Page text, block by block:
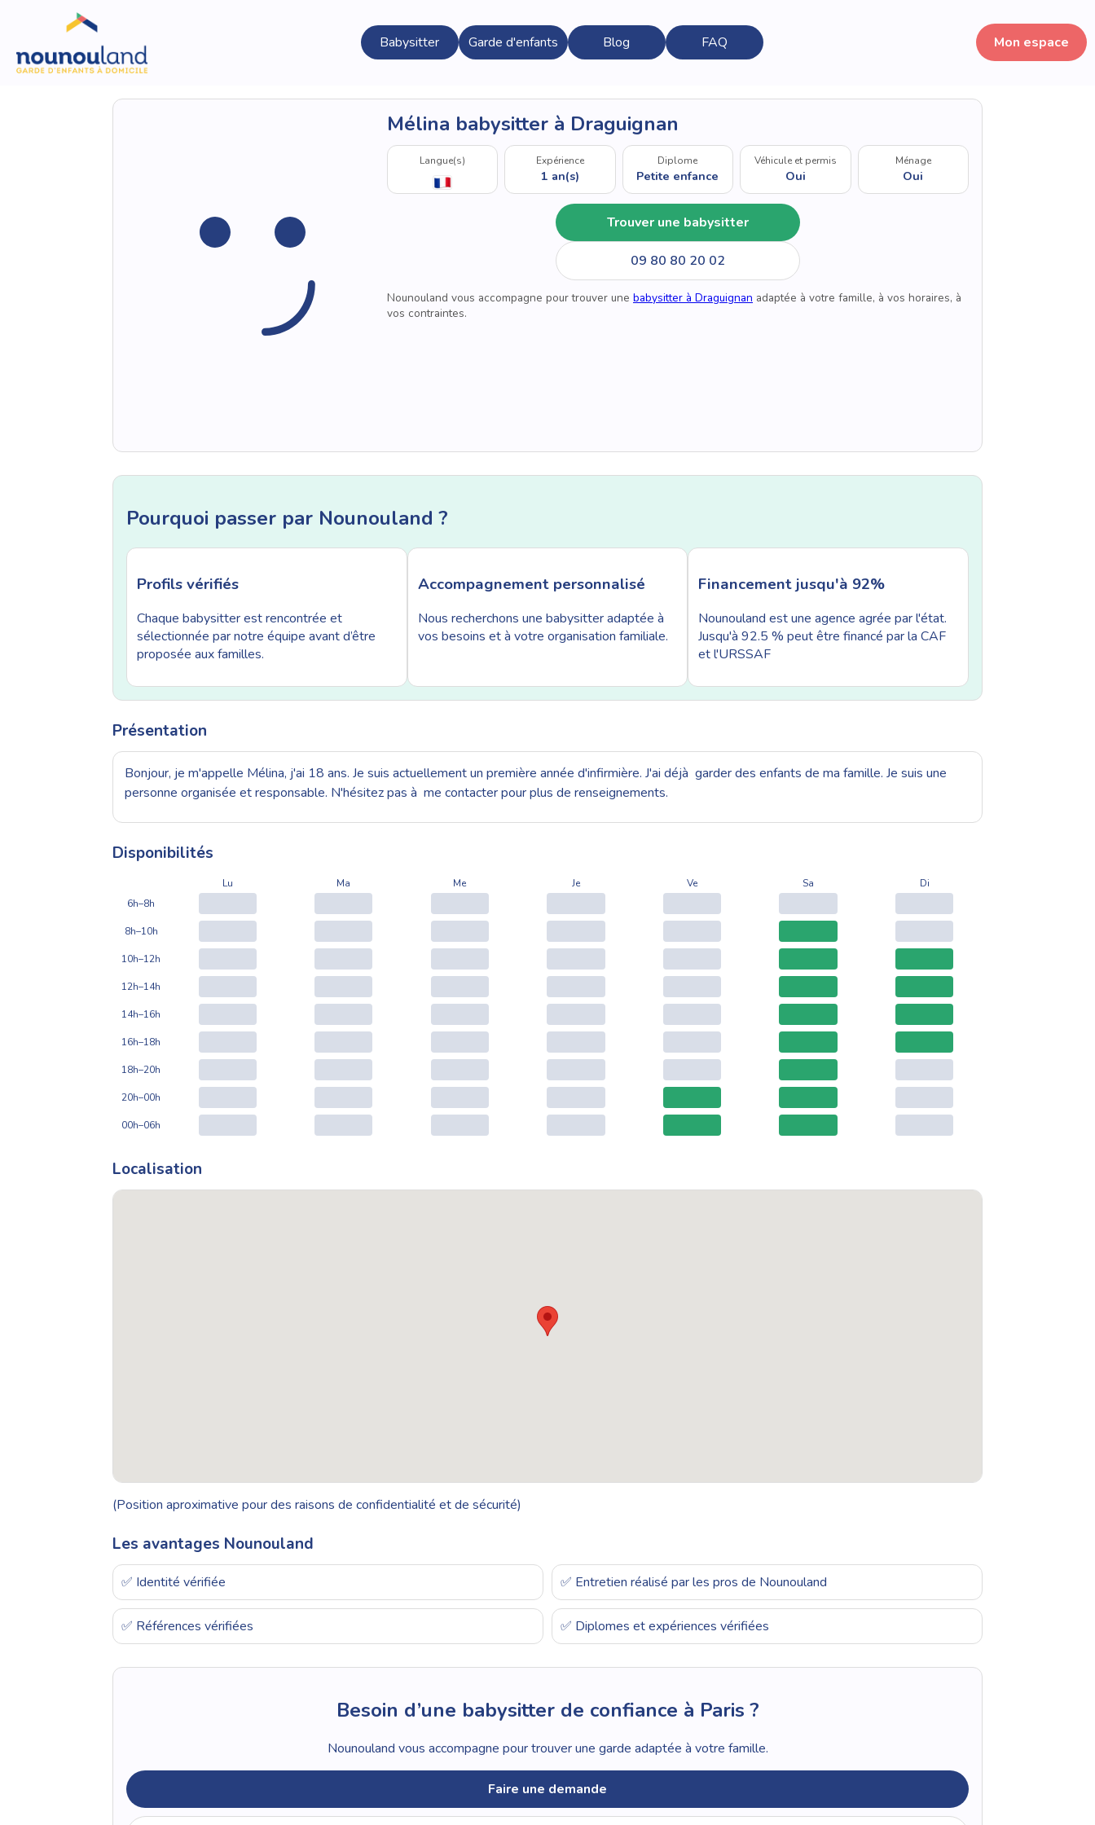
Babysitter Garde d'enfants Blog FAQ Mon espace
Mélina babysitter à Draguignan
Langue(s) Expérience
1 an(s)
Diplome
Petite enfance
Véhicule et permis
Oui
Ménage
Oui
Trouver une babysitter
09 80 80 20 02
Nounouland vous accompagne pour trouver une babysitter à Draguignan adaptée à votre famille, à vos horaires, à
vos contraintes.
Pourquoi passer par Nounouland ?
Profils vérifiés
Chaque babysitter est rencontrée et
sélectionnée par notre équipe avant d’être
proposée aux familles.
Accompagnement personnalisé
Nous recherchons une babysitter adaptée à
vos besoins et à votre organisation familiale.
Financement jusqu'à 92%
Nounouland est une agence agrée par l'état.
Jusqu'à 92.5 % peut être financé par la CAF
et l'URSSAF
Présentation
Bonjour, je m'appelle Mélina, j'ai 18 ans. Je suis actuellement un première année d'infirmière. J'ai déjà garder des enfants de ma famille. Je suis une
personne organisée et responsable. N'hésitez pas à me contacter pour plus de renseignements.
Disponibilités
Lu Ma Me Je Ve Sa
Di
6h–8h
8h–10h
10h–12h
12h–14h
14h–16h
16h–18h
18h–20h
20h–00h
00h–06h
Localisation
(Position aproximative pour des raisons de confidentialité et de sécurité)
Les avantages Nounouland
✅ Identité vérifiée ✅ Entretien réalisé par les pros de Nounouland
✅ Références vérifiées ✅ Diplomes et expériences vérifiées
Besoin d’une babysitter de confiance à Paris ?
Nounouland vous accompagne pour trouver une garde adaptée à votre famille.
Faire une demande